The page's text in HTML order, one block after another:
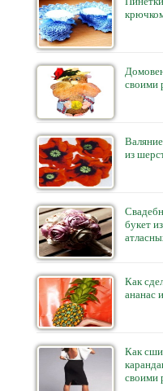
своими
из
букет из
Как
ананас
Как
своими